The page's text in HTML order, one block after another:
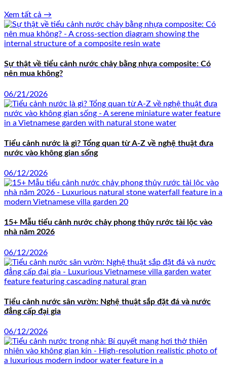
Xem tất cả →
Sự thật về tiểu cảnh nước chảy bằng nhựa composite: Có
nên mua không?
06/21/2026
Tiểu cảnh nước là gì? Tổng quan từ A-Z về nghệ thuật đưa
nước vào không gian sống
06/12/2026
15+ Mẫu tiểu cảnh nước chảy phong thủy rước tài lộc vào
nhà năm 2026
06/12/2026
Tiểu cảnh nước sân vườn: Nghệ thuật sắp đặt đá và nước
đẳng cấp đại gia
06/12/2026